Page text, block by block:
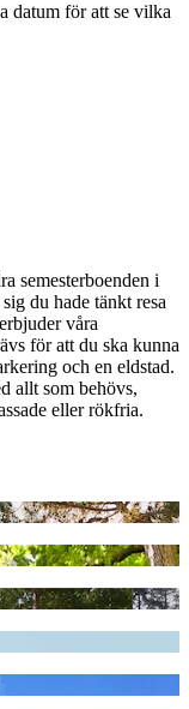
datum för att se vilka
semesterboenden i
du hade tänkt resa
våra
för att du ska kunna
och en eldstad.
allt som behövs,
eller rökfria.